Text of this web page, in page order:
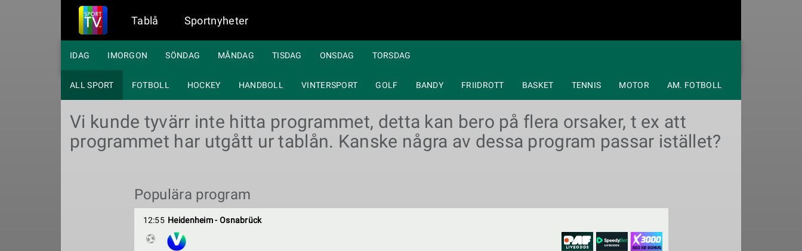
Tablå Sportnyheter
IDAG IMORGON SÖNDAG MÅNDAG TISDAG ONSDAG TORSDAG
ALL SPORT FOTBOLL HOCKEY HANDBOLL VINTERSPORT GOLF BANDY FRIIDROTT BASKET TENNIS MOTOR AM. FOTBOLL
Vi kunde tyvärr inte hitta programmet, detta kan bero på flera orsaker, t ex att
programmet har utgått ur tablån. Kanske några av dessa program passar istället?
Populära program
12:55 Heidenheim - Osnabrück